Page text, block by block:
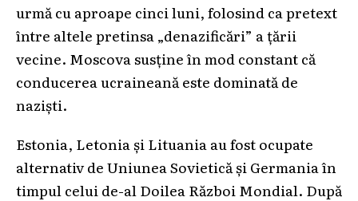
urmă cu aproape cinci luni, folosind ca pretext
între altele pretinsa „denazificări” a ţării
vecine. Moscova susţine în mod constant că
conducerea ucraineană este dominată de
nazişti.
Estonia, Letonia şi Lituania au fost ocupate
alternativ de Uniunea Sovietică şi Germania în
timpul celui de-al Doilea Război Mondial. După